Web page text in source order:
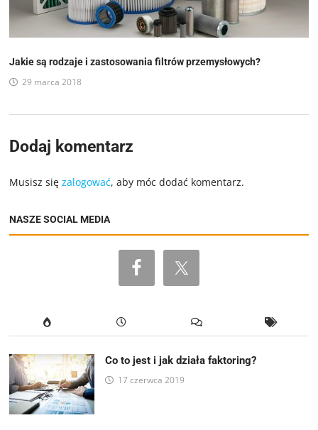
Jakie są rodzaje i zastosowania filtrów przemysłowych?
29 marca 2018
Dodaj komentarz
Musisz sięzalogować, aby móc dodać komentarz.
NASZE SOCIAL MEDIA
Co to jest i jak działa faktoring?
17 czerwca 2019